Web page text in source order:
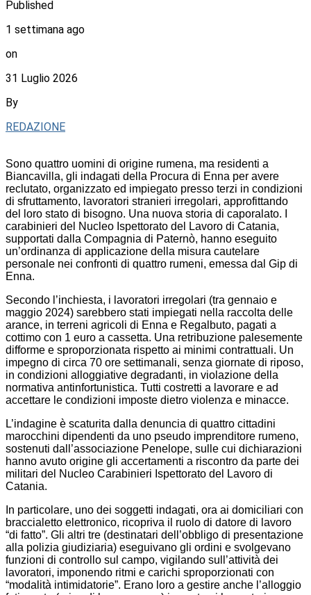
Published
1 settimana ago
on
31 Luglio 2026
By
REDAZIONE
Sono quattro uomini di origine rumena, ma residenti a
Biancavilla, gli indagati della Procura di Enna per avere
reclutato, organizzato ed impiegato presso terzi in condizioni
di sfruttamento, lavoratori stranieri irregolari, approfittando
del loro stato di bisogno. Una nuova storia di caporalato. I
carabinieri del Nucleo Ispettorato del Lavoro di Catania,
supportati dalla Compagnia di Paternò, hanno eseguito
un’ordinanza di applicazione della misura cautelare
personale nei confronti di quattro rumeni, emessa dal Gip di
Enna.
Secondo l’inchiesta, i lavoratori irregolari (tra gennaio e
maggio 2024) sarebbero stati impiegati nella raccolta delle
arance, in terreni agricoli di Enna e Regalbuto, pagati a
cottimo con 1 euro a cassetta. Una retribuzione palesemente
difforme e sproporzionata rispetto ai minimi contrattuali. Un
impegno di circa 70 ore settimanali, senza giornate di riposo,
in condizioni alloggiative degradanti, in violazione della
normativa antinfortunistica. Tutti costretti a lavorare e ad
accettare le condizioni imposte dietro violenza e minacce.
L’indagine è scaturita dalla denuncia di quattro cittadini
marocchini dipendenti da uno pseudo imprenditore rumeno,
sostenuti dall’associazione Penelope, sulle cui dichiarazioni
hanno avuto origine gli accertamenti a riscontro da parte dei
militari del Nucleo Carabinieri Ispettorato del Lavoro di
Catania.
In particolare, uno dei soggetti indagati, ora ai domiciliari con
braccialetto elettronico, ricopriva il ruolo di datore di lavoro
“di fatto”. Gli altri tre (destinatari dell’obbligo di presentazione
alla polizia giudiziaria) eseguivano gli ordini e svolgevano
funzioni di controllo sul campo, vigilando sull’attività dei
lavoratori, imponendo ritmi e carichi sproporzionati con
“modalità intimidatorie”. Erano loro a gestire anche l’alloggio